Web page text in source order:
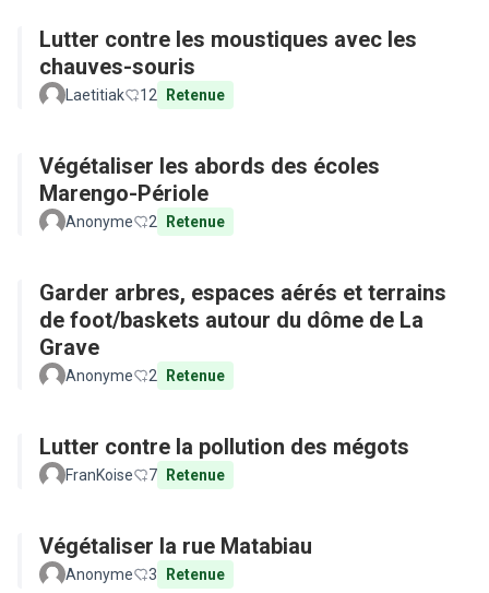
Lutter contre les moustiques avec les
chauves-souris
Laetitiak 12 Retenue
Végétaliser les abords des écoles
Marengo-Périole
Anonyme 2 Retenue
Garder arbres, espaces aérés et terrains
de foot/baskets autour du dôme de La
Grave
Anonyme 2 Retenue
Lutter contre la pollution des mégots
FranKoise 7 Retenue
Végétaliser la rue Matabiau
Anonyme 3 Retenue